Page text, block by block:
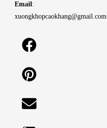
Email:
xuongkhopcaokhang@gmail.com